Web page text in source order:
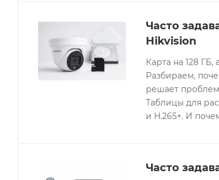
Часто
Hikvision
Карта на 128
Разбираем,
решает
Таблицы для
и H.265+. И
Часто